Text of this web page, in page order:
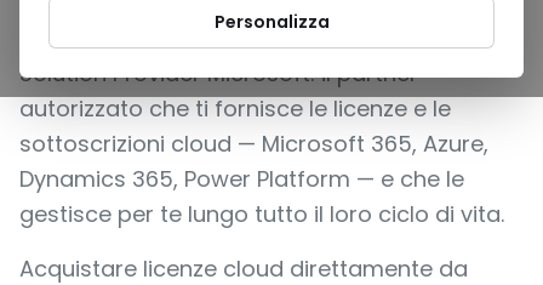
servizio con cui diventiamo il tuo Cloud
Solution Provider Microsoft: il partner
autorizzato che ti fornisce le licenze e le
sottoscrizioni cloud — Microsoft 365, Azure,
Dynamics 365, Power Platform — e che le
gestisce per te lungo tutto il loro ciclo di vita.
Acquistare licenze cloud direttamente da
Personalizza